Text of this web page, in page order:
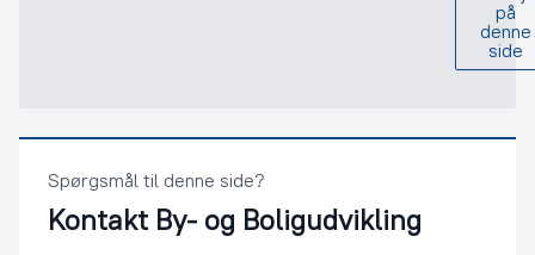
på
denne
side
Spørgsmål til denne side?
Kontakt By- og Boligudvikling